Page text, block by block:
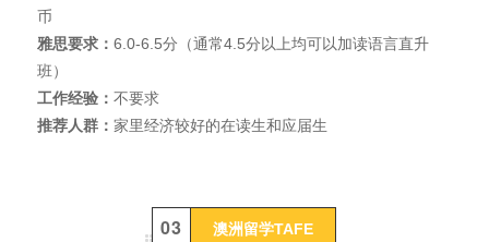
币
雅思要求： 6.0-6.5分（通常4.5分以上均可以加读语言直升
班）
工作经验： 不要求
推荐人群： 家里经济较好的在读生和应届生
03 澳洲留学TAFE